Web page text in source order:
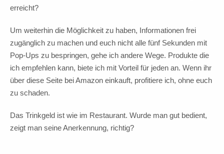
erreicht?
Um weiterhin die Möglichkeit zu haben, Informationen frei
zugänglich zu machen und euch nicht alle fünf Sekunden mit
Pop-Ups zu bespringen, gehe ich andere Wege. Produkte die
ich empfehlen kann, biete ich mit Vorteil für jeden an. Wenn ihr
über diese Seite bei Amazon einkauft, profitiere ich, ohne euch
zu schaden.
Das Trinkgeld ist wie im Restaurant. Wurde man gut bedient,
zeigt man seine Anerkennung, richtig?